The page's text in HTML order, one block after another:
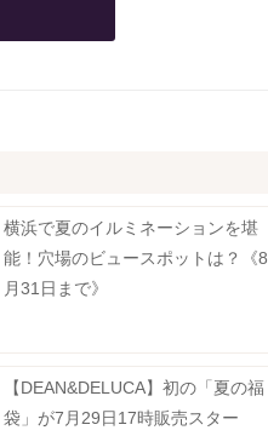
横浜で夏のイルミネーションを堪
能！穴場のビュースポットは？《8
月31日まで》
【DEAN&DELUCA】初の「夏の福
袋」が7月29日17時販売スター